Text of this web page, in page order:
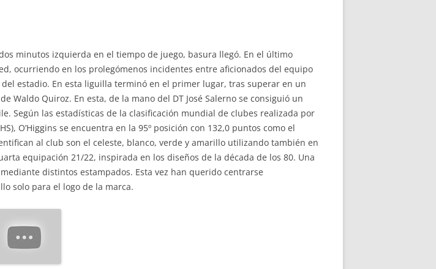
minutos izquierda en el tiempo de juego, basura llegó. En el último
ocurriendo en los prolegómenos incidentes entre aficionados del equipo
estadio. En esta liguilla terminó en el primer lugar, tras superar en un
Waldo Quiroz. En esta, de la mano del DT José Salerno se consiguió un
Según las estadísticas de la clasificación mundial de clubes realizada por
O’Higgins se encuentra en la 95º posición con 132,0 puntos como el
al club son el celeste, blanco, verde y amarillo utilizando también en
equipación 21/22, inspirada en los diseños de la década de los 80. Una
distintos estampados. Esta vez han querido centrarse
solo para el logo de la marca.